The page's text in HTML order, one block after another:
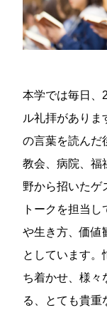
本学では毎日、
ル礼拝がありま
の言葉を読んだ
教会、病院、福
野から招いたゲ
トークを担当
や生き方、価値
としています。
ち着かせ、様々
る、とても貴重